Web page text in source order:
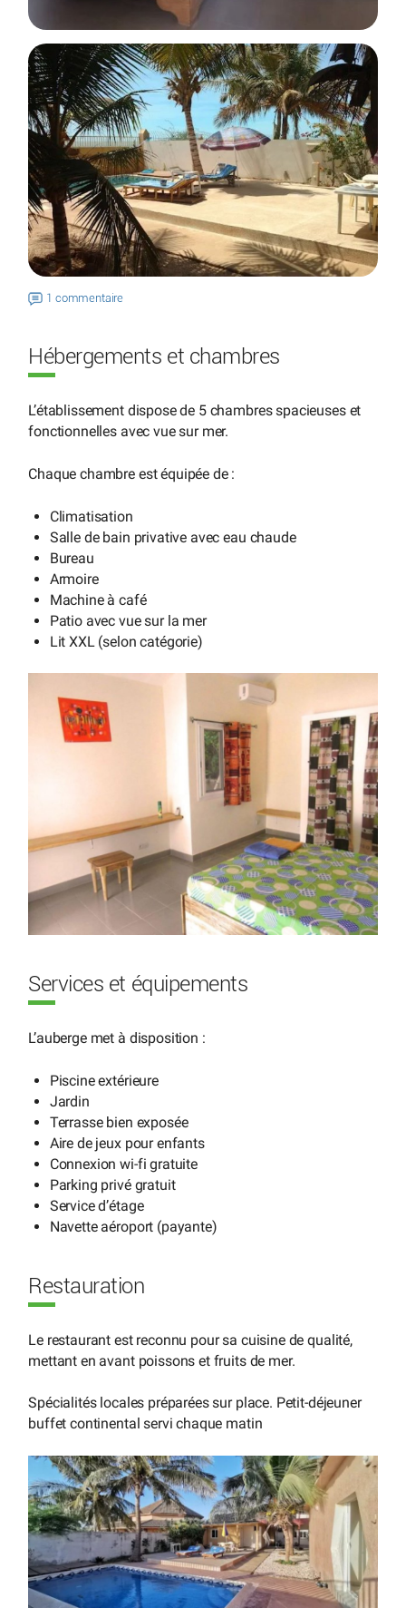
1 commentaire
Hébergements et chambres
L’établissement dispose de 5 chambres spacieuses et
fonctionnelles avec vue sur mer.
Chaque chambre est équipée de :
Climatisation
Salle de bain privative avec eau chaude
Bureau
Armoire
Machine à café
Patio avec vue sur la mer
Lit XXL (selon catégorie)
Services et équipements
L’auberge met à disposition :
Piscine extérieure
Jardin
Terrasse bien exposée
Aire de jeux pour enfants
Connexion wi-fi gratuite
Parking privé gratuit
Service d’étage
Navette aéroport (payante)
Restauration
Le restaurant est reconnu pour sa cuisine de qualité,
mettant en avant poissons et fruits de mer.
Spécialités locales préparées sur place. Petit-déjeuner
buffet continental servi chaque matin